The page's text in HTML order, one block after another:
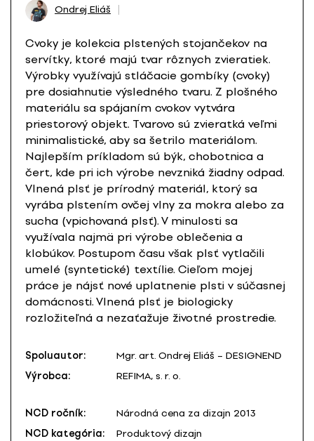
Ondrej Eliáš
Cvoky je kolekcia plstených stojančekov na
servítky, ktoré majú tvar rôznych zvieratiek.
Výrobky využívajú stláčacie gombíky (cvoky)
pre dosiahnutie výsledného tvaru. Z plošného
materiálu sa spájaním cvokov vytvára
priestorový objekt. Tvarovo sú zvieratká veľmi
minimalistické, aby sa šetrilo materiálom.
Najlepším príkladom sú býk, chobotnica a
čert, kde pri ich výrobe nevzniká žiadny odpad.
Vlnená plsť je prírodný materiál, ktorý sa
vyrába plstením ovčej vlny za mokra alebo za
sucha (vpichovaná plsť). V minulosti sa
využívala najmä pri výrobe oblečenia a
klobúkov. Postupom času však plsť vytlačili
umelé (syntetické) textílie. Cieľom mojej
práce je nájsť nové uplatnenie plsti v súčasnej
domácnosti. Vlnená plsť je biologicky
rozložiteľná a nezaťažuje životné prostredie.
Spoluautor:
Mgr. art. Ondrej Eliáš – DESIGNEND
Výrobca:
REFIMA, s. r. o.
NCD ročník:
Národná cena za dizajn 2013
NCD kategória:
Produktový dizajn